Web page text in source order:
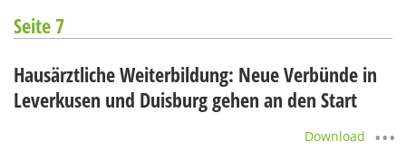
Seite 7
Hausärztliche Weiterbildung: Neue Verbünde in
Leverkusen und Duisburg gehen an den Start
Download